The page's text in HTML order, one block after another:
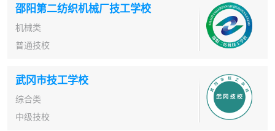
邵阳第二纺织机械厂技工学校
机械类
普通技校
武冈市技工学校
综合类
中级技校